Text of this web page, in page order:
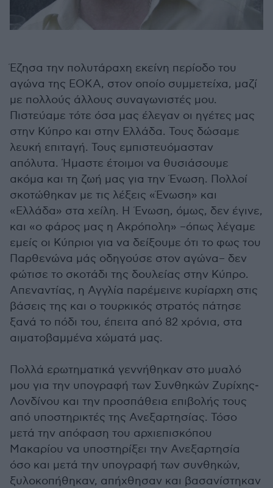
Έζησα την πολυτάραχη εκείνη περίοδο του
αγώνα της ΕΟΚΑ, στον οποίο συμμετείχα, μαζί
με πολλούς άλλους συναγωνιστές μου.
Πιστεύαμε τότε όσα μας έλεγαν οι ηγέτες μας
στην Κύπρο και στην Ελλάδα. Τους δώσαμε
λευκή επιταγή. Τους εμπιστευόμασταν
απόλυτα. Ήμαστε έτοιμοι να θυσιάσουμε
ακόμα και τη ζωή μας για την Ένωση. Πολλοί
σκοτώθηκαν με τις λέξεις «Ένωση» και
«Ελλάδα» στα χείλη. Η Ένωση, όμως, δεν έγινε,
και «ο φάρος μας η Ακρόπολη» –όπως λέγαμε
εμείς οι Κύπριοι για να δείξουμε ότι το φως του
Παρθενώνα μάς οδηγούσε στον αγώνα– δεν
φώτισε το σκοτάδι της δουλείας στην Κύπρο.
Απεναντίας, η Αγγλία παρέμεινε κυρίαρχη στις
βάσεις της και ο τουρκικός στρατός πάτησε
ξανά το πόδι του, έπειτα από 82 χρόνια, στα
αιματοβαμμένα χώματά μας.
Πολλά ερωτηματικά γεννήθηκαν στο μυαλό
μου για την υπογραφή των Συνθηκών Ζυρίχης­
Λονδίνου και την προσπάθεια επιβολής τους
από υποστηρικτές της Ανεξαρτησίας. Τόσο
μετά την απόφαση του αρχιεπισκόπου
Μακαρίου να υποστηρίξει την Ανεξαρτησία
όσο και μετά την υπογραφή των συνθηκών,
ξυλοκοπήθηκαν, απήχθησαν και βασανίστηκαν